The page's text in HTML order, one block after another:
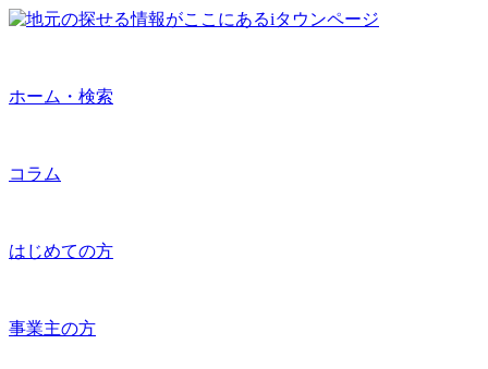
ホーム・検索
コラム
はじめての方
事業主の方